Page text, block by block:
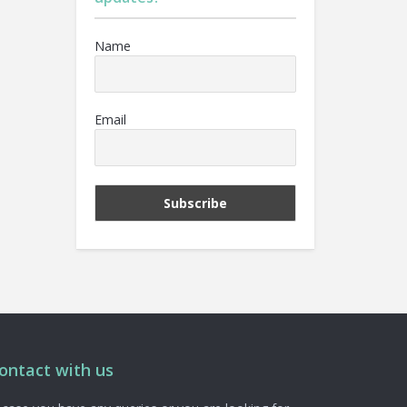
Name
Email
with us